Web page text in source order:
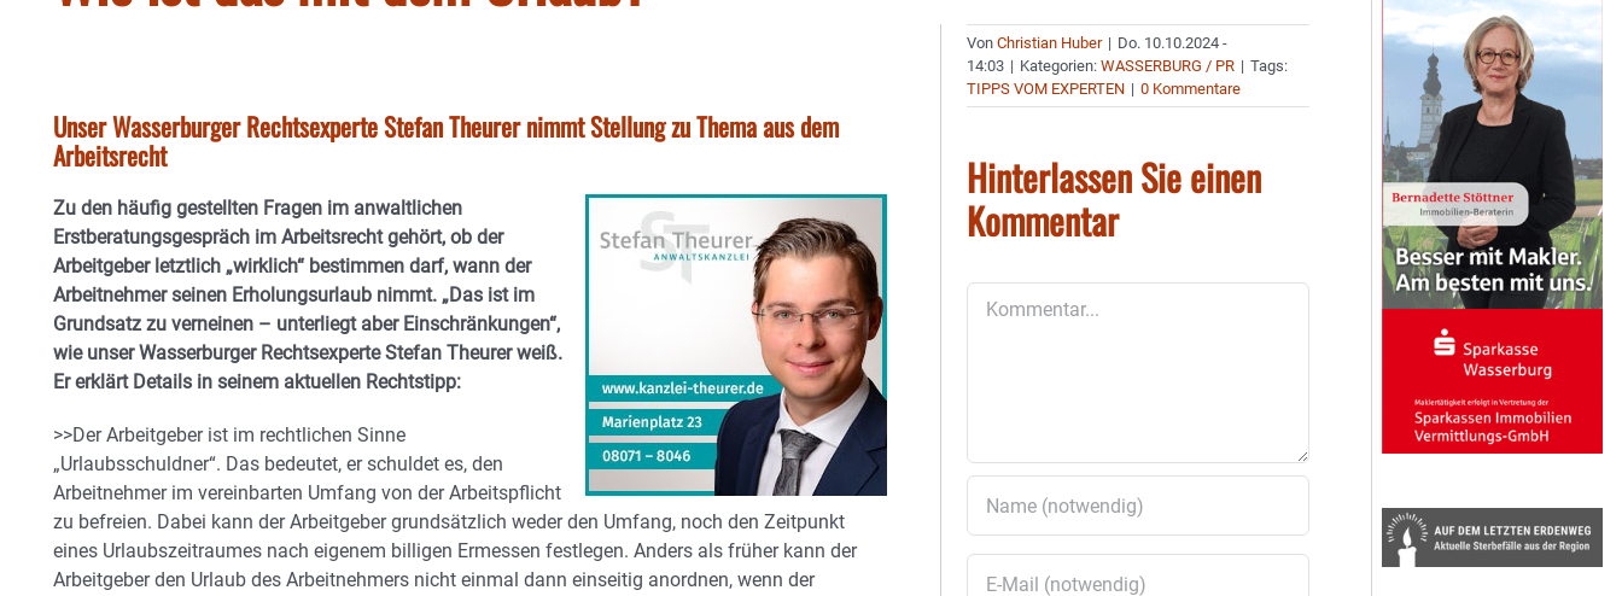
Unser Wasserburger Rechtsexperte Stefan Theurer nimmt Stellung zu Thema aus dem
Arbeitsrecht
Zu den häufig gestellten Fragen im anwaltlichen
Erstberatungsgespräch im Arbeitsrecht gehört, ob der
Arbeitgeber letztlich „wirklich“ bestimmen darf, wann der
Arbeitnehmer seinen Erholungsurlaub nimmt. „Das ist im
Grundsatz zu verneinen – unterliegt aber Einschränkungen“,
wie unser Wasserburger Rechtsexperte Stefan Theurer weiß.
Er erklärt Details in seinem aktuellen Rechtstipp:
>>Der Arbeitgeber ist im rechtlichen Sinne
„Urlaubsschuldner“. Das bedeutet, er schuldet es, den
Arbeitnehmer im vereinbarten Umfang von der Arbeitspflicht
zu befreien. Dabei kann der Arbeitgeber grundsätzlich weder den Umfang, noch den Zeitpunkt
eines Urlaubszeitraumes nach eigenem billigen Ermessen festlegen. Anders als früher kann der
Arbeitgeber den Urlaub des Arbeitnehmers nicht einmal dann einseitig anordnen, wenn der
VonChristian Huber | Do. 10.10.2024 -
14:03 | Kategorien:WASSERBURG / PR | Tags:
TIPPS VOM EXPERTEN | 0 Kommentare
Hinterlassen Sie einen
Kommentar